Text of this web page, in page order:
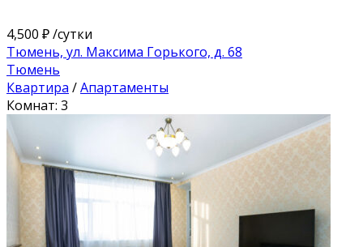
4,500 ₽/сутки
Тюмень, ул. Максима Горького, д. 68
Тюмень
Квартира /Апартаменты
Комнат: 3